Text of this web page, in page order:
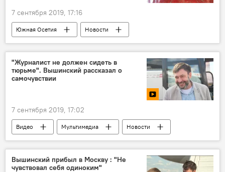
7 сентября 2019, 17:16
Южная Осетия Новости
"Журналист не должен сидеть в
тюрьме". Вышинский рассказал о
самочувствии
7 сентября 2019, 17:02
Видео Мультимедиа Новости
Вышинский прибыл в Москву : "Не
чувствовал себя одиноким"